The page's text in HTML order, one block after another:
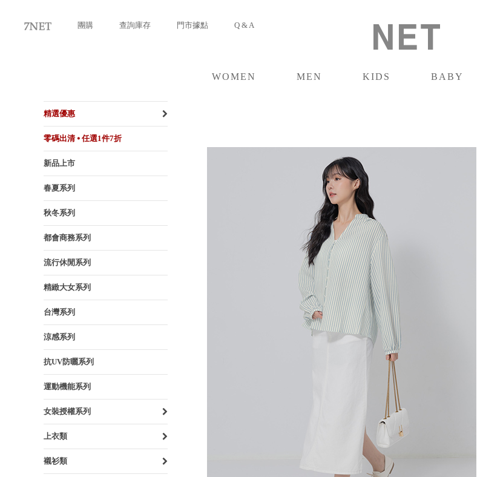
團購 查詢庫存 門市據點 Q & A
WOMEN
MEN
KIDS
BABY
精選優惠
零碼出清 ⦁ 任選1件7折
新品上市
春夏系列
秋冬系列
都會商務系列
流行休閒系列
精緻大女系列
台灣系列
涼感系列
抗UV防曬系列
運動機能系列
女裝授權系列
上衣類
襯衫類